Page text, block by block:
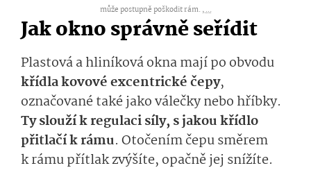
může postupně poškodit rám. ,...
Jak okno správně seřídit
Plastová a hliníková okna mají po obvodu
křídla kovové excentrické čepy,
označované také jako válečky nebo hříbky.
Ty slouží k regulaci síly, s jakou křídlo
přitlačí k rámu. Otočením čepu směrem
k rámu přítlak zvýšíte, opačně jej snížíte.